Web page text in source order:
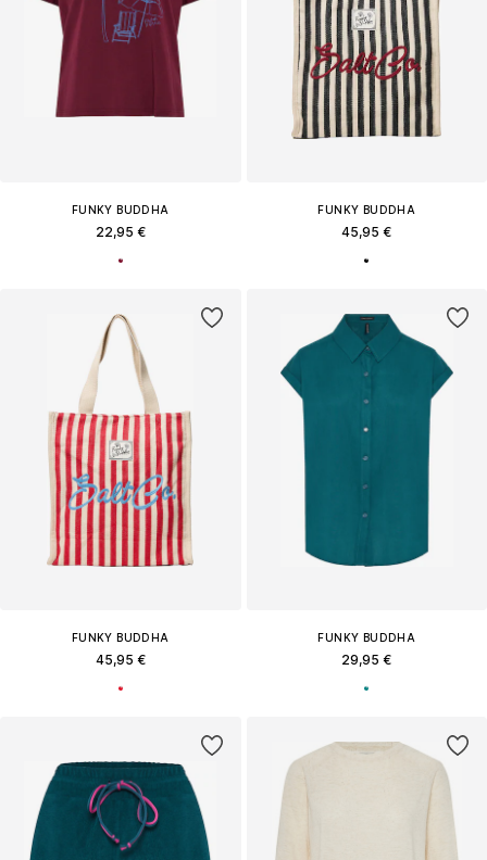
FUNKY BUDDHA
22,95 €
FUNKY BUDDHA
45,95 €
FUNKY BUDDHA
45,95 €
FUNKY BUDDHA
29,95 €